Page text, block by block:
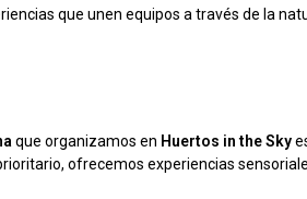
que unen equipos a través de la
que organizamos en Huertos in the Sky
ofrecemos experiencias